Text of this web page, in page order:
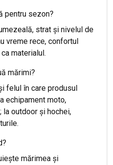
pentru sezon?
strat și nivelul de
vreme rece, confortul
materialul.
mărimi?
felul în care produsul
echipament moto,
outdoor și hochei,
mărimea și